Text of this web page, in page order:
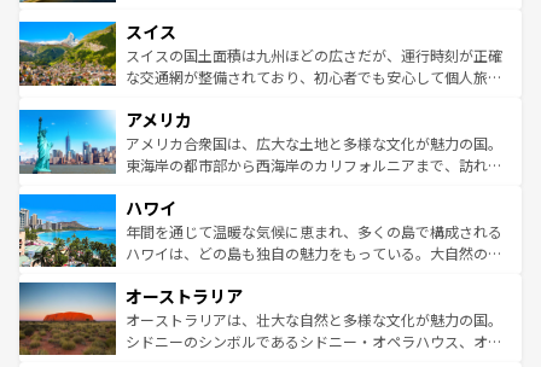
れる地方に足を運ぶとそれぞれで全く異なる文化を体験で
きるだろう。 なお、新着のフランス情報はコンテンツ一覧
を参照してほしい。
は、お酒好きな人にはぜひ体験してほしい。 なお、新着の
ドイツ情報はコンテンツ一覧を参照してほしい。
リアごとに異なる魅力がある。また、優雅なアフタヌーン
ティー、ビール好きにはたまらない英国パブ、サッカー観
戦など、本場だからこそできる体験も豊富。イギリスを旅
ンツ一覧を参照してほしい。
スイス
スイスの国土面積は九州ほどの広さだが、運行時刻が正確
な交通網が整備されており、初心者でも安心して個人旅行
の建物がそのまま残る町や、スイスならではのユニークな
博物館もあり、アルプス観光だけでなく町歩きも満喫する
ことができる。国民の所得が高いため物価も高いが、旅行
ば市内交通費無料で観光を楽しむこともできる。 なお、新
着のスイス情報はコンテンツ一覧 を参照してほしい。
アメリカ
アメリカ合衆国は、広大な土地と多様な文化が魅力の国。
東海岸の都市部から西海岸のカリフォルニアまで、訪れる
のような巨大都市は、観光、ショッピング、エンターテイ
ンメントが詰まった刺激的なスポットだ。一方、アメリカ
西部には大自然が広がり、グランドキャニオンやイエロー
部のニューオーリンズでは、音楽と美食が融合した独特の
文化が魅力。旅行者はアメリカの各地域で異なる魅力を楽
しみながら、その多様性と豊かな歴史を感じることができ
ハワイ
年間を通じて温暖な気候に恵まれ、多くの島で構成される
ハワイは、どの島も独自の魅力をもっている。大自然の神
ワイ島は見逃せない。また、定番の観光地といえばオアフ
島だが、静かな自然を求めるならマウイ島やカウアイ島が
おすすめ。エメラルドグリーンに輝く海をはじめ、豊かな
オーストラリア
オーストラリアは、壮大な自然と多様な文化が魅力の国。
シドニーのシンボルであるシドニー・オペラハウス、オー